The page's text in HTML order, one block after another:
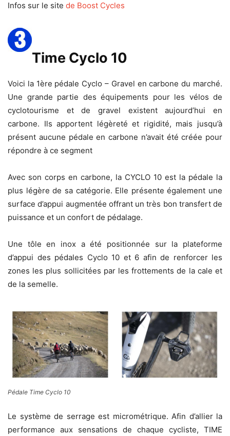
Infos sur le site de Boost Cycles
Time Cyclo 10
Voici la 1ère pédale Cyclo – Gravel en carbone du marché.
Une grande partie des équipements pour les vélos de
cyclotourisme et de gravel existent aujourd’hui en
carbone. Ils apportent légèreté et rigidité, mais jusqu’à
présent aucune pédale en carbone n’avait été créée pour
répondre à ce segment
Avec son corps en carbone, la CYCLO 10 est la pédale la
plus légère de sa catégorie. Elle présente également une
surface d’appui augmentée offrant un très bon transfert de
puissance et un confort de pédalage.
Une tôle en inox a été positionnée sur la plateforme
d’appui des pédales Cyclo 10 et 6 afin de renforcer les
zones les plus sollicitées par les frottements de la cale et
de la semelle.
Pédale Time Cyclo 10
Le système de serrage est micrométrique. Afin d’allier la
performance aux sensations de chaque cycliste, TIME